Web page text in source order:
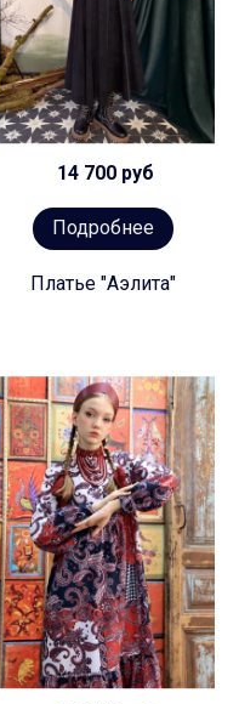
14 700 руб
Подробнее
Платье "Аэлита"